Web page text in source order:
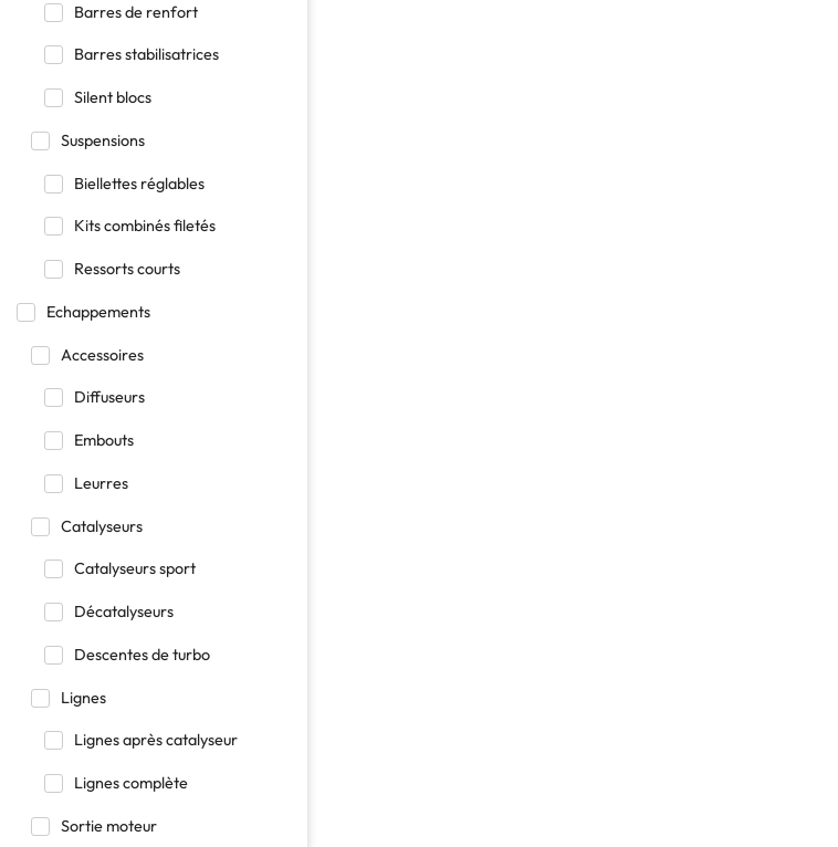
Barres de renfort
Barres stabilisatrices
Silent blocs
Suspensions
Biellettes réglables
Kits combinés filetés
Ressorts courts
Echappements
Accessoires
Diffuseurs
Embouts
Leurres
Catalyseurs
Catalyseurs sport
Décatalyseurs
Descentes de turbo
Lignes
Lignes après catalyseur
Lignes complète
Sortie moteur